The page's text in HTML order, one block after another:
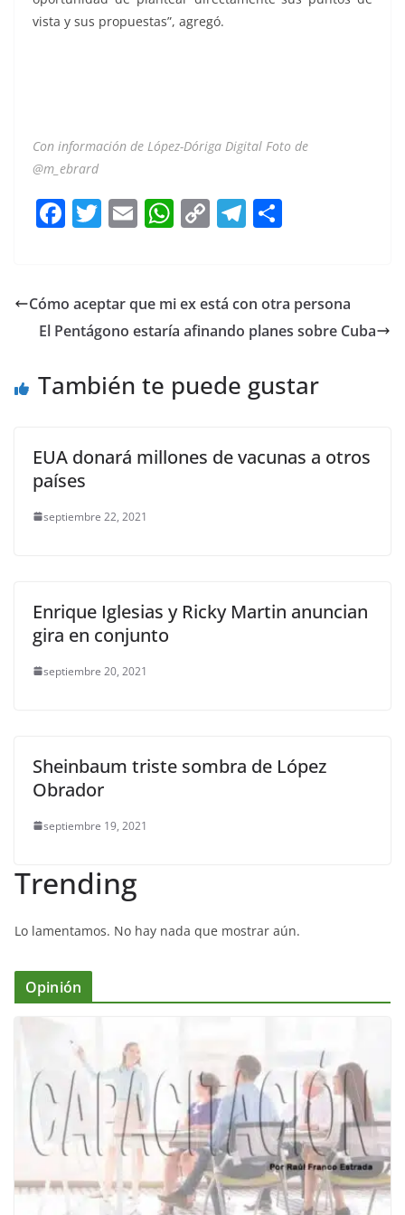
vista y sus propuestas”, agregó.
Con información de López-Dóriga Digital Foto de
@m_ebrard
F
e
b
o
T
er
E
l
W
s
A
p
C
y
Li
k
T
gr
a
e
Cómo aceptar que mi ex está con otra persona
El Pentágono estaría afinando planes sobre Cuba
También te puede gustar
EUA donará millones de vacunas a otros
países
septiembre 22, 2021
Enrique Iglesias y Ricky Martin anuncian
gira en conjunto
septiembre 20, 2021
Sheinbaum triste sombra de López
Obrador
septiembre 19, 2021
Trending
Lo lamentamos. No hay nada que mostrar aún.
Opinión